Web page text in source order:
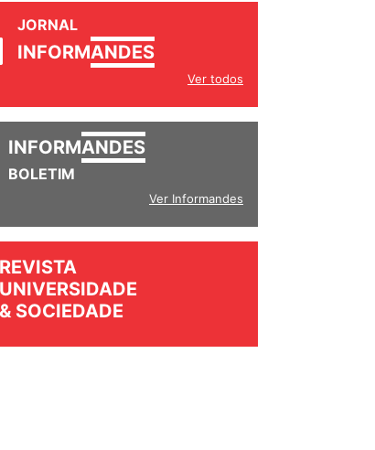
JORNAL
Ver todos
INFORM
Ver Informandes
REVISTA
UNIVERSIDADE